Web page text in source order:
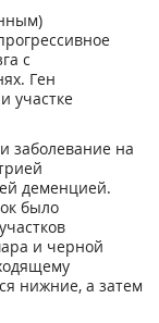
с
Ген
участке
заболевание на
деменцией.
было
и черной
нижние, а затем